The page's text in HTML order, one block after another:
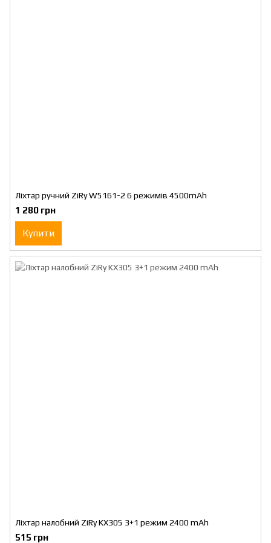
Ліхтар ручний ZiRy W5161-2 6 режимів 4500mAh
1 280 грн
Купити
Ліхтар налобний ZiRy KX305 3+1 режим 2400 mAh
515 грн